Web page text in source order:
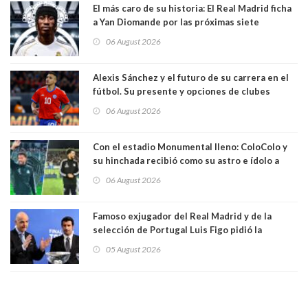
El más caro de su historia: El Real Madrid ficha
a Yan Diomande por las próximas siete
temporadas. 125 millones de dólares
06 August 2026
Alexis Sánchez y el futuro de su carrera en el
fútbol. Su presente y opciones de clubes
06 August 2026
Con el estadio Monumental lleno: ColoColo y
su hinchada recibió como su astro e ídolo a
Vozinha
06 August 2026
Famoso exjugador del Real Madrid y de la
selección de Portugal Luis Figo pidió la
dimisión de presidente de la Fifa: "Es el
comportamiento más bajo y cobarde que he
05 August 2026